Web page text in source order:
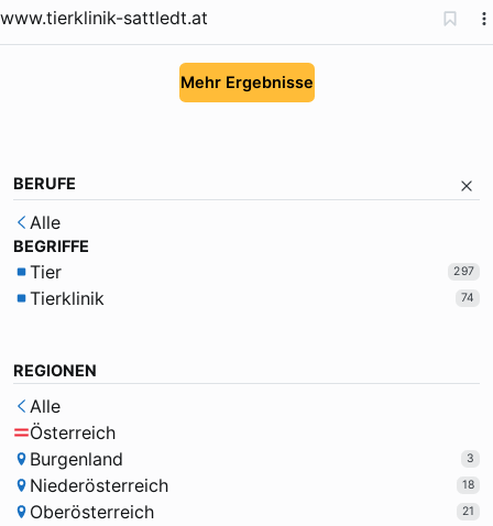
www.tierklinik-sattledt.at
Mehr Ergebnisse
BERUFE
Alle
BEGRIFFE
Tier 297
Tierklinik 74
REGIONEN
Alle
Österreich
Burgenland
3
Niederösterreich 18
Oberösterreich 21